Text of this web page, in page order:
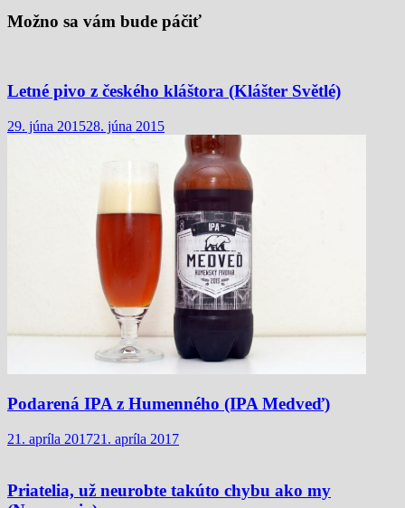
Možno sa vám bude páčiť
Letné pivo z českého kláštora (Klášter Světlé)
29. júna 201528. júna 2015
Podarená IPA z Humenného (IPA Medveď)
21. apríla 201721. apríla 2017
Priatelia, už neurobte takúto chybu ako my